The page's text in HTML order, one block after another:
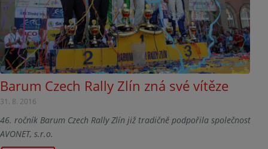
Barum Czech Rally Zlín zná své vítěze
31. 8. 2016
46. ročník Barum Czech Rally Zlín již tradičně podpořila společnost
AVONET, s.r.o.